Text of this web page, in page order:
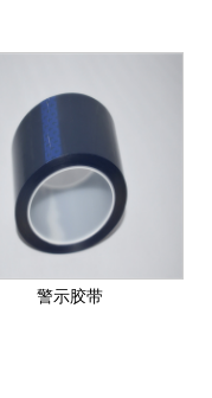
透明.油性防静电胶带